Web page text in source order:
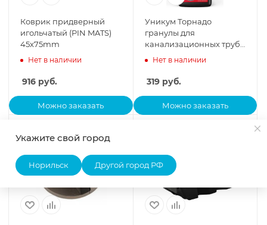
Коврик придверный
игольчатый (PIN MATS)
45x75mm
Нет в наличии
916 руб.
Можно заказать
Уникум Торнадо
гранулы для
канализационных труб
600гр.*2/12
Нет в наличии
319руб.
Можно заказать
Укажите свой город
Норильск Другой город РФ